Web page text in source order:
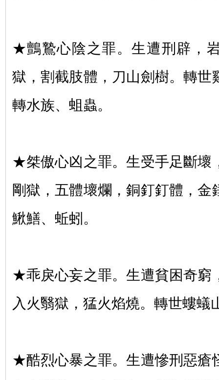
★鸇鷙心陰之罪。生遭刑辟，
獄，割截肢體，刀山劍樹。轉世
轉水族、蛆蟲。
★桀傲心凶之罪。生受手足斷壞
剛獄，五體壞爛，銅釘釘體，金
鰍鱔、蚯蚓。
★乖戾心妄之罪。生遭貧困奇窮
入火翳獄，猛火焰燒。轉世螻蟻
★酷烈心暴之罪。生遭慘刑惡瘡